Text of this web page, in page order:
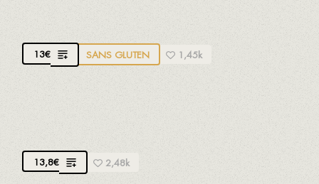
13€ SANS GLUTEN 1,45k
MARINIÈRE
13,8€ 2,48k